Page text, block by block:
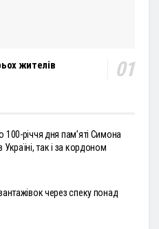
жителів
100-річчя дня пам’яті Симона
так і за кордоном
через спеку понад